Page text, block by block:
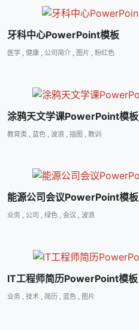
牙科中心PowerPoint模板
医学 , 健康 , 公司简介 , 图片 , 粉红色
涂鸦天文学课PowerPoint模板
教育类 , 蓝色 , 波浪 , 插图 , 教训
能源公司会议PowerPoint模板
业务 , 公司 , 绿色 , 会议 , 波浪
IT工程师简历PowerPoint模板
业务 , 技术 , 简历 , 蓝色 , 图片